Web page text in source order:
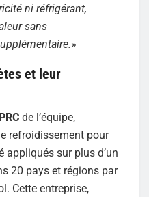
ni réfrigérant,
sans
»
et leur
de l’équipe,
refroidissement pour
appliqués sur plus d’un
20 pays et régions par
Cette entreprise,